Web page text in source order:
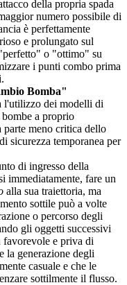
della propria spada
numero possibile di
è perfettamente
e prolungato sul
o "ottimo" su
i punti combo prima
Bomba"
l'utilizzo dei modelli di
a proprio
meno critica dello
sicurezza temporanea per
di ingresso della
immediatamente, fare un
alla sua traiettoria, ma
sottile può a volte
o percorso degli
gli oggetti successivi
favorevole e priva di
la generazione degli
casuale e che le
sottilmente il flusso.